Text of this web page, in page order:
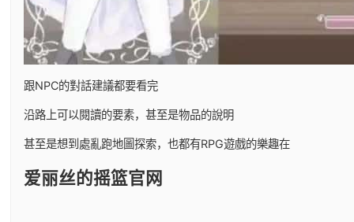
跟NPC的對話建議都要看完
沿路上可以閱讀的要素，甚至是物品的說明
甚至是想到處亂跑地圖探索，也都有RPG遊戲的樂趣在
爱丽丝的摇篮官网